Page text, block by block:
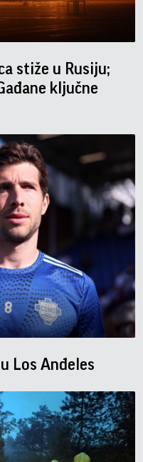
stiže u Rusiju;
ključne
Los Anđeles